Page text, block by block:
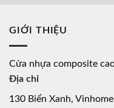
GIỚI THIỆU
Cửa nhựa composite
Địa chỉ
130 Biển Xanh,